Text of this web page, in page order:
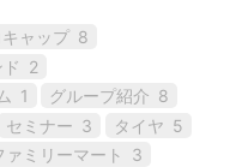
キャップ 8
2
1 グループ紹介 8
セミナー 3 タイヤ 5
ァミリーマート
3